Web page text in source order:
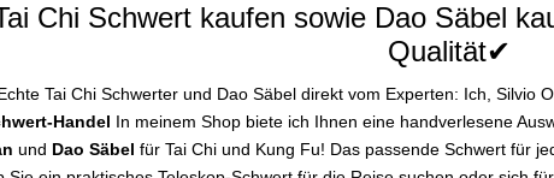
Chi Schwert kaufen sowie Dao Säbel
Qualität✔
Tai Chi Schwerter und Dao Säbel direkt vom Experten: Ich, Silvio
Handel In meinem Shop biete ich Ihnen eine handverlesene
und Dao Säbel für Tai Chi und Kung Fu! Das passende Schwert für